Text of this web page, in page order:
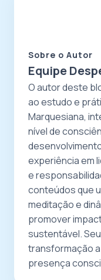
Sobre o Autor
Equipe
O autor deste
ao estudo e
Marquesiana,
nível de
experiência em
e
conteúdos que
meditação e
promover
sustentável.
transformação
presença